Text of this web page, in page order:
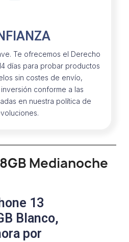
Te ofrecemos el Derecho
días para probar productos
sin costes de envío,
conforme a las
en nuestra política de
Medianoche
13
Blanco,
por